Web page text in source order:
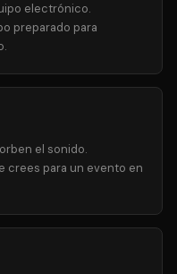
electrónico.
preparado para
el sonido.
crees para un evento en